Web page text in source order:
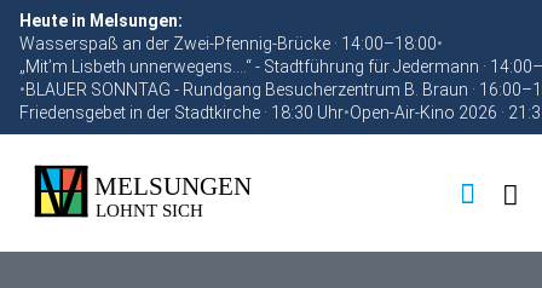
Heute in Melsungen:
Wasserspaß an der Zwei-Pfennig-Brücke · 14:00–18:00•
„Mit’m Lisbeth unnerwegens….“ - Stadtführung für Jedermann ·
•BLAUER SONNTAG - Rundgang Besucherzentrum B. Braun ·
Friedensgebet in der Stadtkirche · 18:30 Uhr•Open-Air-Kino 2026 ·